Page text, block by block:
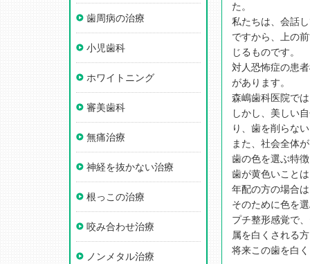
た。
私たちは、会話
ですから、上の
じるものです。
対人恐怖症の患
があります。
森嶋歯科医院で
しかし、美しい
り、歯を削らな
また、社会全体
歯の色を選ぶ特
歯が黄色いこと
年配の方の場合
そのために色を
プチ整形感覚で
属を白くされる
将来この歯を白
歯周病の治療
小児歯科
ホワイトニング
審美歯科
無痛治療
神経を抜かない治療
根っこの治療
咬み合わせ治療
ノンメタル治療